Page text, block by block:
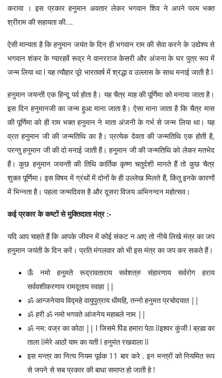
कराया । इस प्रकार हनुमान अवतार लेकर भगवान शिव ने अपने परम भक्त
श्रीराम की सहायता की….
ऐसी मान्यता है कि हनुमान जयंत के दिन ही भगवान राम की सेवा करने के उद्येश्य से
भगवान शंकर के ग्यारहवें रूद्र ने वानरराज केसरी और अंजना के घर पुत्र रूप में
जन्म लिया था l यह त्यौहार पूरे भारतवर्ष में श्रद्धा व उल्लास के साथ मनाई जाती है l
हनुमान जयन्ती एक हिन्दू पर्व होता है। यह चैत्र माह की पूर्णिमा को मनाया जाता है।
इस दिन हनुमानजी का जन्म हुआ माना जाता है। ऐसा माना जाता है कि चैत्र मास
की पूर्णिमा को ही राम भक्त हनुमान ने माता अंजनी के गर्भ से जन्म लिया था। यह
व्रत हनुमान जी की जन्मतिथि का है। प्रत्येक देवता की जन्मतिथि एक होती है,
परन्तु हनुमान जी की दो मनाई जाती हैं। हनुमान जी की जन्मतिथि को लेकर मतभेद
हैं। कुछ हनुमान जयन्ती की तिथि कार्तिक कृष्ण चतुर्दशी मानते हैं तो कुछ चैत्र
शुक्ल पूर्णिमा। इस विषय में ग्रंथों में दोनों के ही उल्लेख मिलते हैं, किंतु इनके कारणों
में भिन्नता है। पहला जन्मदिवस है और दूसरा विजय अभिनन्दन महोत्सव।
कई प्रकार के कष्टों से मुक्तिदाता मंत्र :-
यदि आप चाहते हैं कि आपके जीवन में कोई संकट न आए तो नीचे लिखे मंत्र का जप
हनुमान जयंती के दिन करें। प्रति मंगलवार को भी इस मंत्र का जप कर सकते हैं।
ऊँ नमो हनुमते रूद्रावताराय सर्वशत्रु संहारणाय सर्वरोग हराय
सर्ववशीकरणाय रामदूताय स्वाहा ||
ॐ आन्जनेयाय विद्महे वायुपुत्राय धीमहि, तन्नो हनुमत प्रचोदयात ||
ॐ हरी ॐ नमो भगवते आंजनेय महाबले नाम ||
ॐ नम: वज्र का कोठा || l जिसमे पिंड हमारा पेठा llइश्वर कुंजी l ब्रह्म का
ताला llमेरे आठों याम का यती l हनुमंत रखवाला ll
इस मन्त्र का नित्य नियम पूर्वक 11 बार करे . इन मन्त्रों को नियमित रूप
से जपने से सब प्रकार की बाधा समाप्त हो जाती हे !